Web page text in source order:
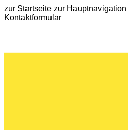
zur Startseite zur Hauptnavigation
Kontaktformular